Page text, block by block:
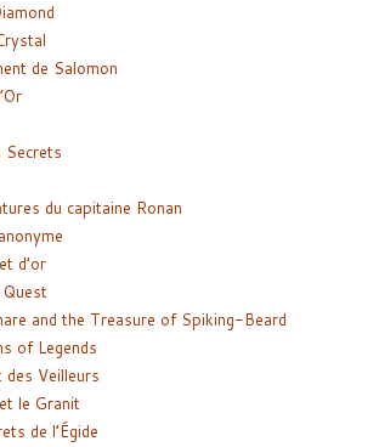
de Salomon
Secrets
du capitaine Ronan
d’or
and the Treasure of Spiking-Beard
of Legends
des Veilleurs
le Granit
de l’Égide